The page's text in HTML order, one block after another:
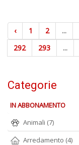
‹ 1 2 ...
292
293 ...
Categorie
IN ABBONAMENTO
Animali (7)
Arredamento (4)